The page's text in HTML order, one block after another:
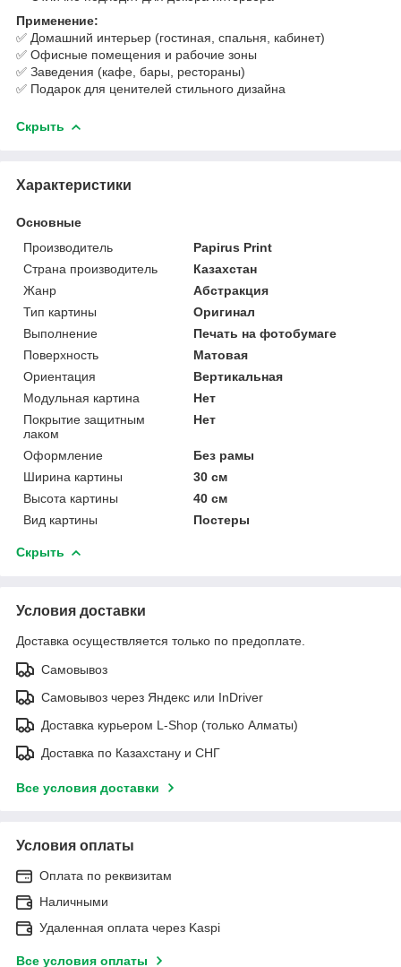
Применение:
✅ Домашний интерьер (гостиная, спальня, кабинет)
✅ Офисные помещения и рабочие зоны
✅ Заведения (кафе, бары, рестораны)
✅ Подарок для ценителей стильного дизайна
Скрыть
Характеристики
Основные
Производитель
Papirus Print
Страна производитель
Казахстан
Жанр
Абстракция
Тип картины
Оригинал
Выполнение
Печать на фотобумаге
Поверхность
Матовая
Ориентация
Вертикальная
Модульная картина
Нет
Покрытие защитным
лаком
Нет
Оформление
Без рамы
Ширина картины
30 см
Высота картины
40 см
Вид картины
Постеры
Скрыть
Условия доставки
Доставка осуществляется только по предоплате.
Самовывоз
Самовывоз через Яндекс или InDriver
Доставка курьером L-Shop (только Алматы)
Доставка по Казахстану и СНГ
Все условия доставки
Условия оплаты
Оплата по реквизитам
Наличными
Удаленная оплата через Kaspi
Все условия оплаты